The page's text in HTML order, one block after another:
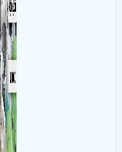
sát
29D Cộng Hòa 3Phường,
camera quan sát
4sgen
TRÀ PHƯƠNG VY
Thạnh Mỹ Tây, TP. Hồ
Ổ cứng gắn trong Toshiba
quát cầm tay S20-2D WGB
,Switch 16 cổng Gigabit
LS1008G (1Gbps): 1
đặt camera 8 đường 3A, p
quan sát
NE-380S(LED) : 1 cái, Bát